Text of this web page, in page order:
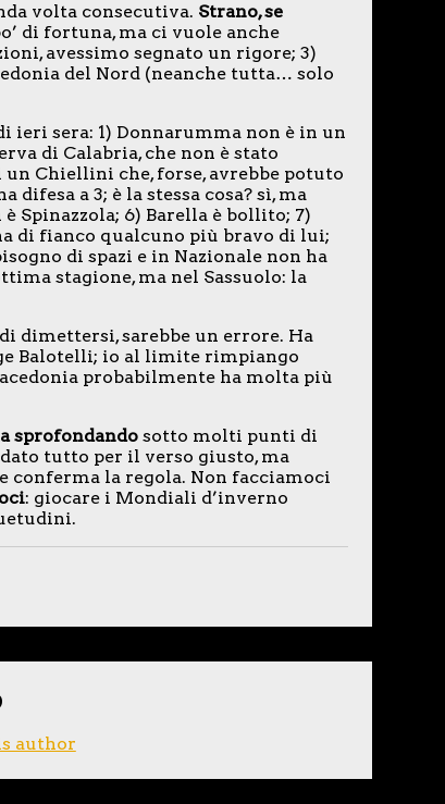
volta consecutiva. Strano, se
di fortuna, ma ci vuole anche
avessimo segnato un rigore; 3)
del Nord (neanche tutta… solo
ieri sera: 1) Donnarumma non è in un
di Calabria, che non è stato
Chiellini che, forse, avrebbe potuto
a 3; è la stessa cosa? sì, ma
Spinazzola; 6) Barella è bollito; 7)
di fianco qualcuno più bravo di lui;
di spazi e in Nazionale non ha
stagione, ma nel Sassuolo: la
dimettersi, sarebbe un errore. Ha
Balotelli; io al limite rimpiango
probabilmente ha molta più
sprofondandosotto molti punti di
tutto per il verso giusto, ma
conferma la regola. Non facciamoci
: giocare i Mondiali d’inverno
author